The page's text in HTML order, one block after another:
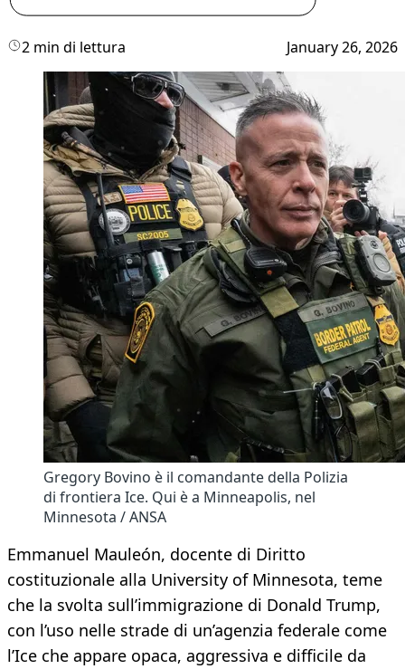
2 min di lettura January 26, 2026
Gregory Bovino è il comandante della Polizia
di frontiera Ice. Qui è a Minneapolis, nel
Minnesota / ANSA
Emmanuel Mauleón, docente di Diritto
costituzionale alla University of Minnesota, teme
che la svolta sull’immigrazione di Donald Trump,
con l’uso nelle strade di un’agenzia federale come
l’Ice che appare opaca, aggressiva e difficile da